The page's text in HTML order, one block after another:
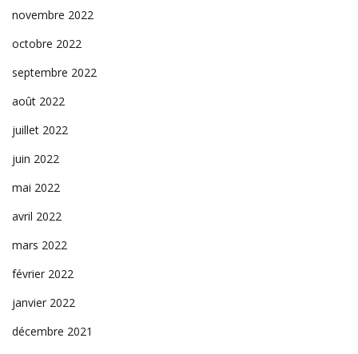
novembre 2022
octobre 2022
septembre 2022
août 2022
juillet 2022
juin 2022
mai 2022
avril 2022
mars 2022
février 2022
janvier 2022
décembre 2021